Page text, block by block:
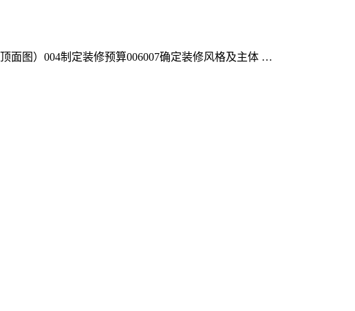
面图）004制定装修预算006007确定装修风格及主体 …